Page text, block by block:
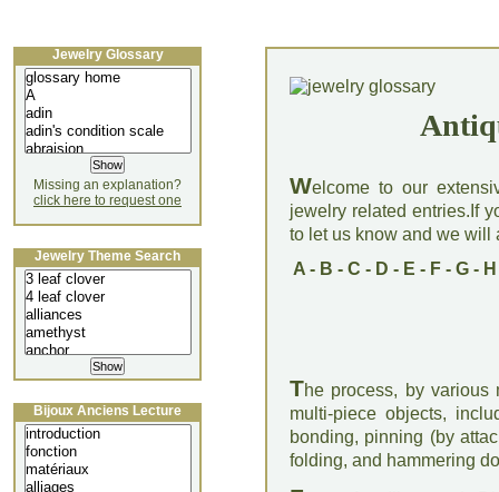
Welcome to our
jewelry related entries.If
to let us know and we will
A- B - C - D - E - F- G- H
The process, by various
multi-piece objects,
bonding, pinning (by
folding, and hammering
Jewelry Glossary
Missing an explanation?
click here to request one
Jewelry Theme Search
Bijoux Anciens Lecture